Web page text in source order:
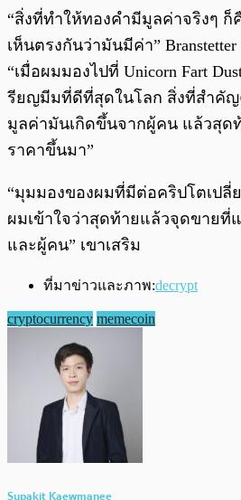
“สิ่งที่ทำให้ทองคำมีมูลค่าจริงๆ
เห็นตรงกันว่ามันมีค่า”
“เมื่อผมมองไปที่ Unicorn Fart
รียญมีมที่ดีที่สุดในโลก สิ่งที่สำคั
มูลค่ามันเกิดขึ้นจากผู้คน แล้วสุด
ราคาขึ้นมา”
“มุมมองของผมที่มีต่อคริปโตเปลี่
ผมเข้าใจว่าสุดท้ายแล้วจุดขาย
และผู้คน” เขาเสริม
ที่มาข่าวและภาพ:decrypt
cryptocurrency memecoin
Supakit Kaewmanee